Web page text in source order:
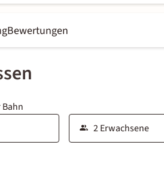
Bewertungen